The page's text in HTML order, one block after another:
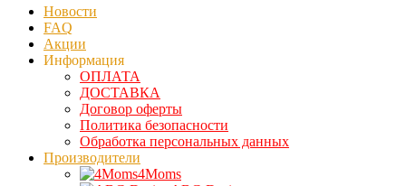
Аксессуары для колясок
Детская мебель
- Колыбели Италия
- Колыбели плетёные Italbaby
- Колыбели Япония
Новости
FAQ
Акции
Информация
ОПЛАТА
ДОСТАВКА
Договор оферты
Политика безопасности
Обработка персональных данных
Производители
4Moms